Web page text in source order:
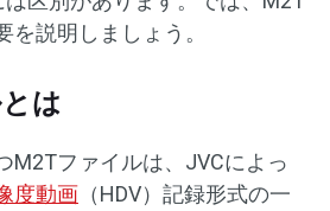
を説明しましょう。
は
M2Tファイルは、JVCによっ
度動画 （HDV）記録形式の一